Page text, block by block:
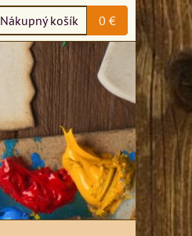
Nákupný košík 0 €